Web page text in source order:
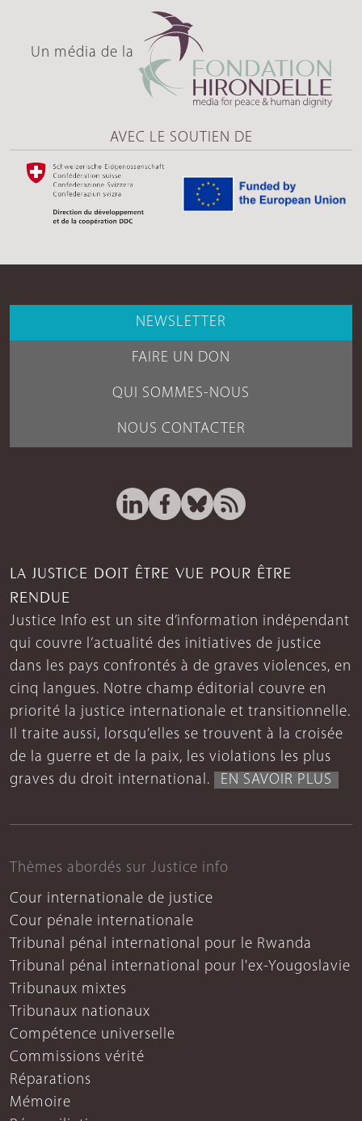
Un média de la
AVEC LE SOUTIEN DE
NEWSLETTER
FAIRE UN DON
QUI SOMMES-NOUS
NOUS CONTACTER
LA JUSTICE DOIT ÊTRE VUE POUR ÊTRE
RENDUE
Justice Info est un site d’information indépendant
qui couvre l’actualité des initiatives de justice
dans les pays confrontés à de graves violences, en
cinq langues. Notre champ éditorial couvre en
priorité la justice internationale et transitionnelle.
Il traite aussi, lorsqu’elles se trouvent à la croisée
de la guerre et de la paix, les violations les plus
graves du droit international.
EN SAVOIR PLUS
Thèmes abordés sur Justice info
Cour internationale de justice
Cour pénale internationale
Tribunal pénal international pour le Rwanda
Tribunal pénal international pour l'ex-Yougoslavie
Tribunaux mixtes
Tribunaux nationaux
Compétence universelle
Commissions vérité
Réparations
Mémoire